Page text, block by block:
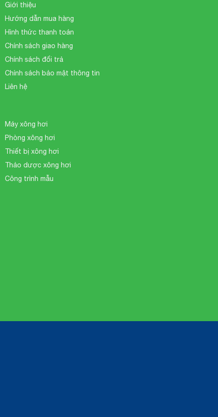
Giới thiệu
Hướng dẫn mua hàng
Hình thức thanh toán
Chính sách giao hàng
Chính sách đổi trả
Chính sách bảo mật thông tin
Liên hệ
Máy xông hơi
Phòng xông hơi
Thiết bị xông hơi
Thảo dược xông hơi
Công trình mẫu